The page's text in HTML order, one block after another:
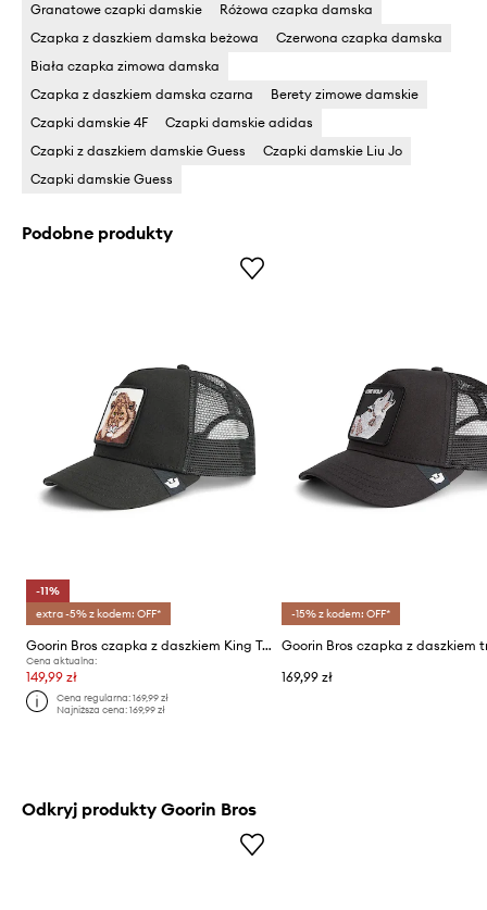
Granatowe czapki damskie
Różowa czapka damska
Czapka z daszkiem damska beżowa
Czerwona czapka damska
Biała czapka zimowa damska
Czapka z daszkiem damska czarna
Berety zimowe damskie
Czapki damskie 4F
Czapki damskie adidas
Czapki z daszkiem damskie Guess
Czapki damskie Liu Jo
Czapki damskie Guess
Podobne produkty
-11%
extra -5% z kodem: OFF*
Goorin Bros czapka z daszkiem King Trucker
Cena aktualna:
149,99 zł
Cena regularna:169,99 zł
Najniższa cena:169,99 zł
-15% z kodem: OFF*
169,99 zł
Odkryj produkty Goorin Bros